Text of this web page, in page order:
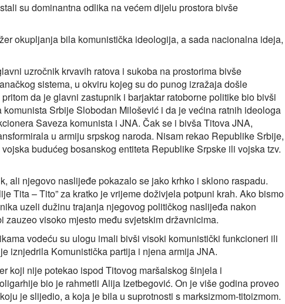
su dominantna odlika na većem dijelu prostora bivše
okupljanja bila komunistička ideologija, a sada nacionalna ideja,
uzročnik krvavih ratova i sukoba na prostorima bivše
sistema, u okviru kojeg su do punog izražaja došle
da je glavni zastupnik i barjaktar ratoborne politike bio bivši
Srbije Slobodan Milošević i da je većina ratnih ideologa
Saveza komunista i JNA. Čak se i bivša Titova JNA,
u armiju srpskog naroda. Nisam rekao Republike Srbije,
budućeg bosanskog entiteta Republike Srpske ili vojska tzv.
ali njegovo naslijeđe pokazalo se jako krhko i sklono raspadu.
Tita – Tito” za kratko je vrijeme doživjela potpuni krah. Ako bismo
uzeli dužinu trajanja njegovog političkog naslijeđa nakon
visoko mjesto među svjetskim državnicima.
vodeću su ulogu imali bivši visoki komunistički funkcioneri ili
iznjedrila Komunistička partija i njena armija JNA.
koji nije potekao ispod Titovog maršalskog šinjela i
bio je rahmetli Alija Izetbegović. On je više godina proveo
je slijedio, a koja je bila u suprotnosti s marksizmom-titoizmom.